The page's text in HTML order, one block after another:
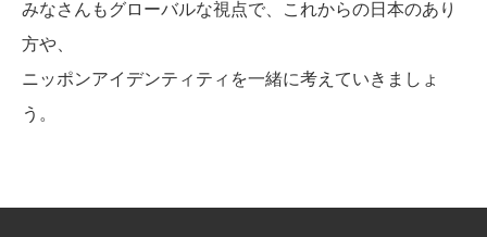
みなさんもグローバルな視点で、これからの日本のあり
方や、
ニッポンアイデンティティを一緒に考えていきましょ
う。